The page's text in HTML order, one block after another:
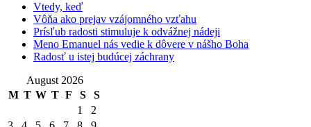
Vtedy, keď
Vôňa ako prejav vzájomného vzťahu
Prísľub radosti stimuluje k odvážnej nádeji
Meno Emanuel nás vedie k dôvere v nášho Boha
Radosť u istej budúcej záchrany
August 2026
M T W T F S
S
1
2